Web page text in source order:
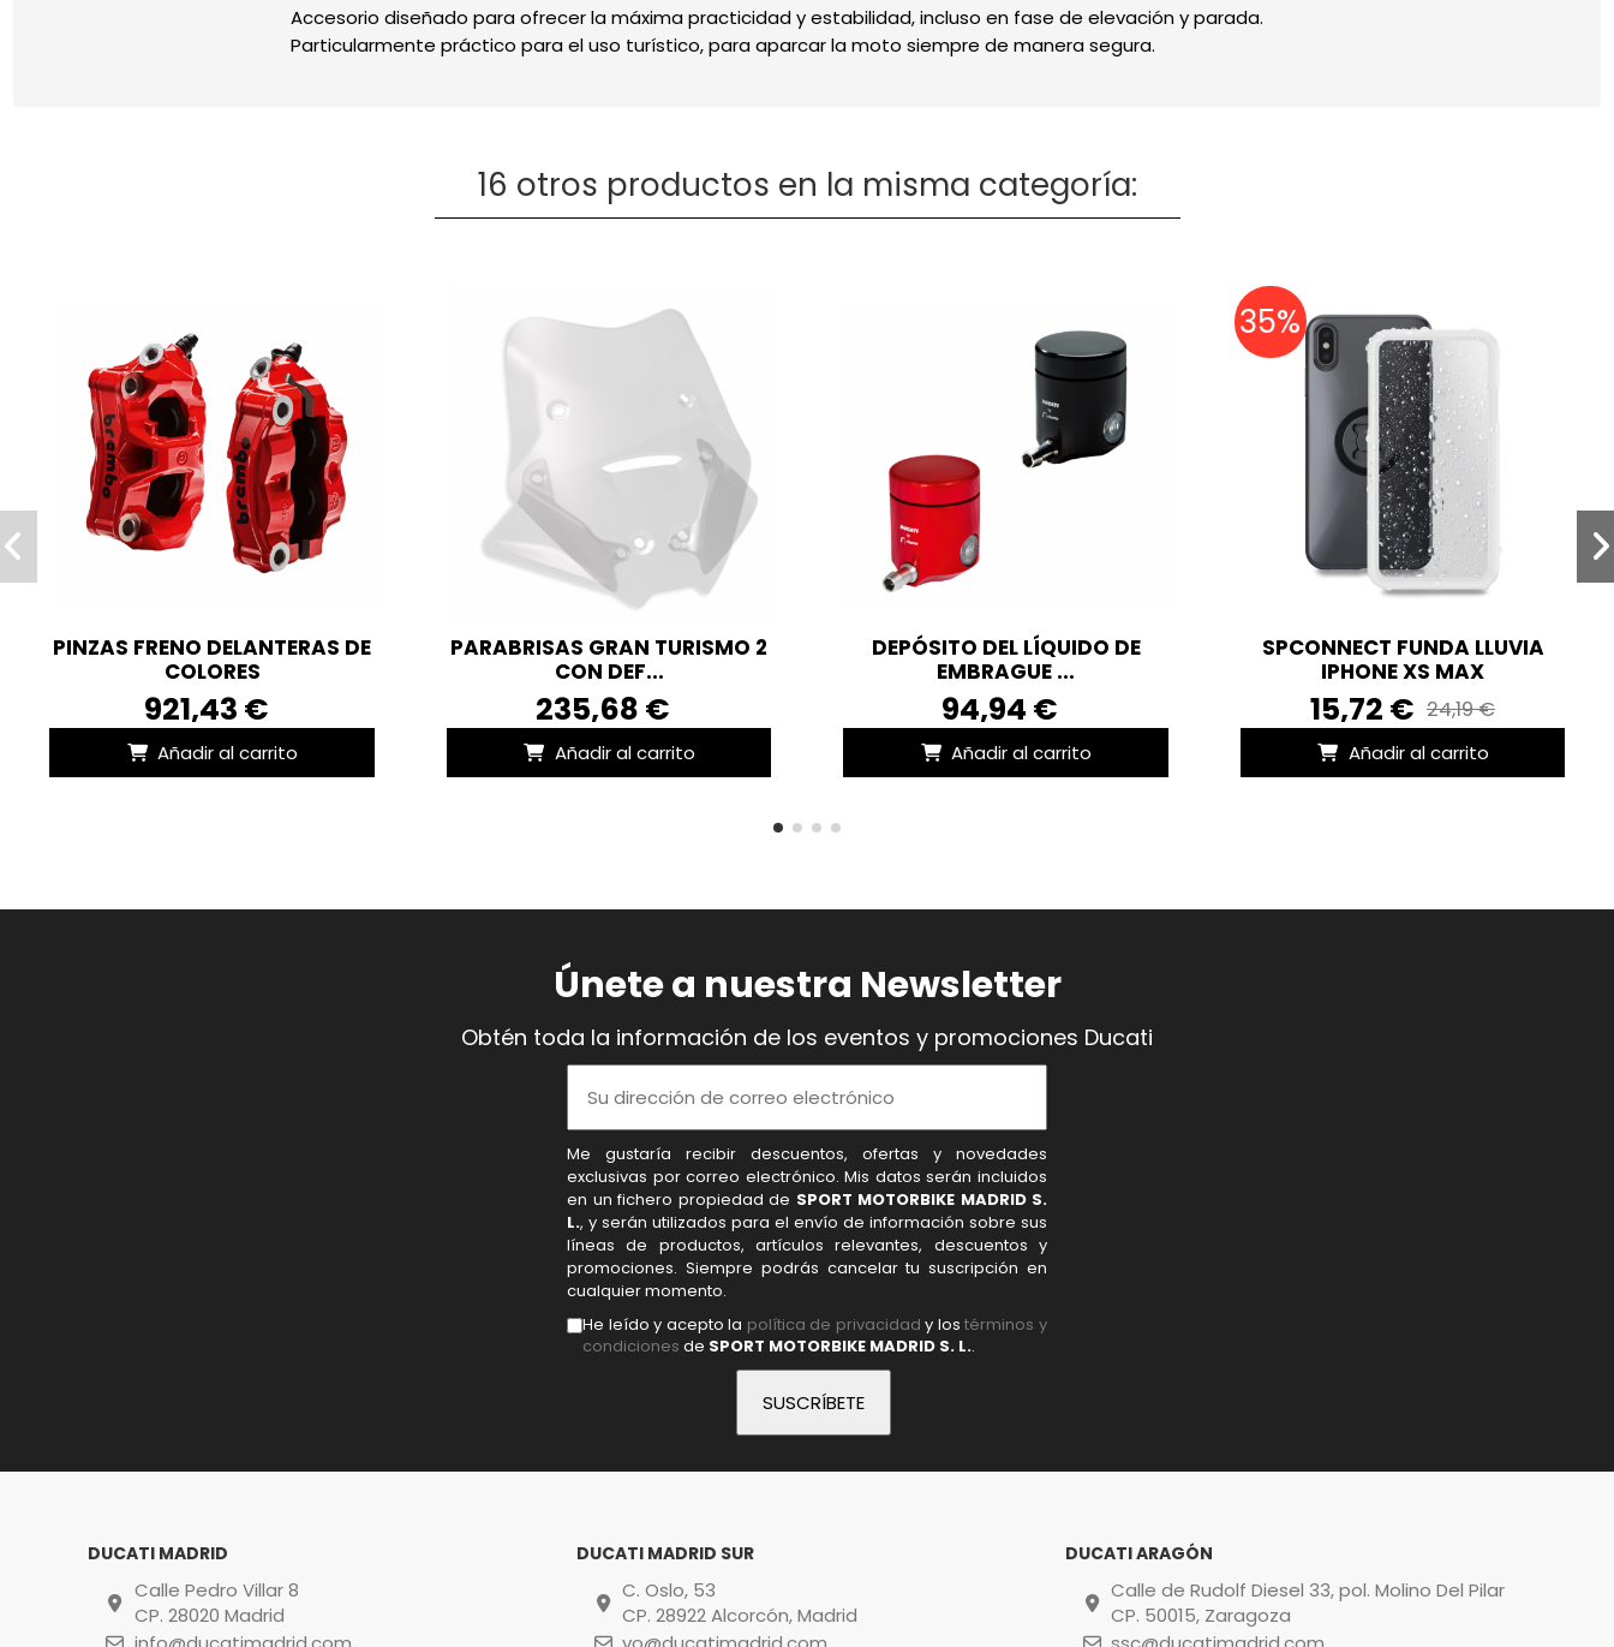
Accesorio diseñado para ofrecer la máxima practicidad y estabilidad, incluso en fase de elevación y parada.
Particularmente práctico para el uso turístico, para aparcar la moto siempre de manera segura.
16 otros productos en la misma categoría:
PINZAS FRENO DELANTERAS DE
COLORES
921,43 €
Añadir al carrito
PARABRISAS GRAN TURISMO 2
CON DEF...
235,68 €
Añadir al carrito
DEPÓSITO DEL LÍQUIDO DE
EMBRAGUE ...
94,94 €
Añadir al carrito
SPCONNECT FUNDA LLUVIA
IPHONE XS MAX
15,72 € 24,19 €
Añadir al carrito
35%
Únete a nuestra Newsletter
Obtén toda la información de los eventos y promociones Ducati
Me gustaría recibir descuentos, ofertas y novedades
exclusivas por correo electrónico. Mis datos serán incluidos
en un fichero propiedad de SPORT MOTORBIKE MADRID S.
L., y serán utilizados para el envío de información sobre sus
líneas de productos, artículos relevantes, descuentos y
promociones. Siempre podrás cancelar tu suscripción en
cualquier momento.
He leído y acepto la política de privacidad y lostérminos y
condiciones de SPORT MOTORBIKE MADRID S. L..
DUCATI MADRID
Calle Pedro Villar 8
CP. 28020 Madrid
DUCATI MADRID SUR
C. Oslo, 53
CP. 28922 Alcorcón, Madrid
DUCATI ARAGÓN
Calle de Rudolf Diesel 33, pol. Molino Del Pilar
CP. 50015, Zaragoza